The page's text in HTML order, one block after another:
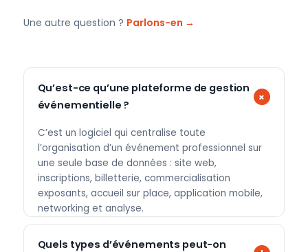
Une autre question ? Parlons-en →
Qu’est-ce qu’une plateforme de gestion
événementielle ?
C’est un logiciel qui centralise toute
l’organisation d’un événement professionnel sur
une seule base de données : site web,
inscriptions, billetterie, commercialisation
exposants, accueil sur place, application mobile,
networking et analyse.
Quels types d’événements peut-on